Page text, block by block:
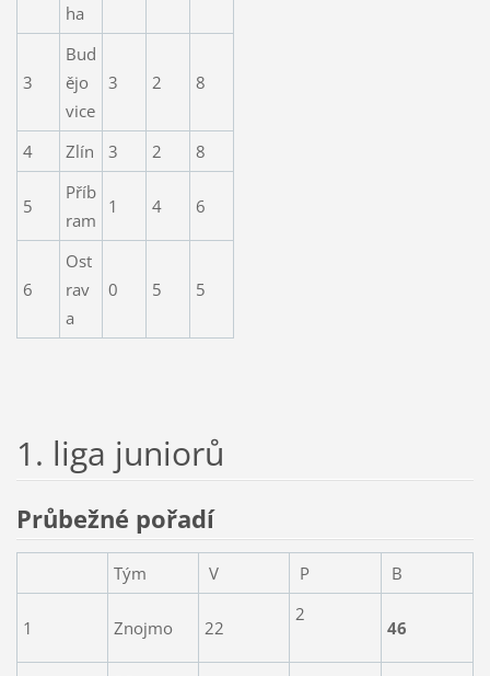
ha
3
Bud
ějo
vice
3 2 8
4 Zlín 3 2 8
5
Příb
ram
1 4 6
6
Ost
rav
a
0 5 5
1. liga juniorů
Průbežné pořadí
Tým V P B
1 Znojmo 22
2
46